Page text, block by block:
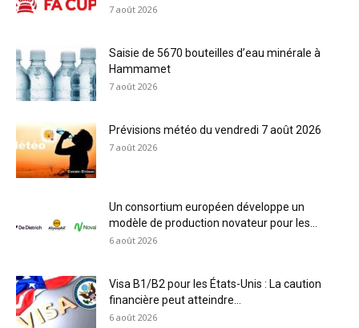
7 août 2026
Saisie de 5670 bouteilles d’eau minérale à
Hammamet
7 août 2026
Prévisions météo du vendredi 7 août 2026
7 août 2026
Un consortium européen développe un
modèle de production novateur pour les...
6 août 2026
Visa B1/B2 pour les États-Unis : La caution
financière peut atteindre...
6 août 2026